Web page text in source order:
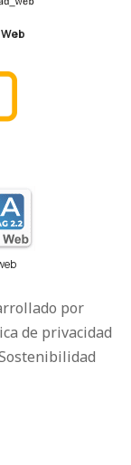
por
de privacidad